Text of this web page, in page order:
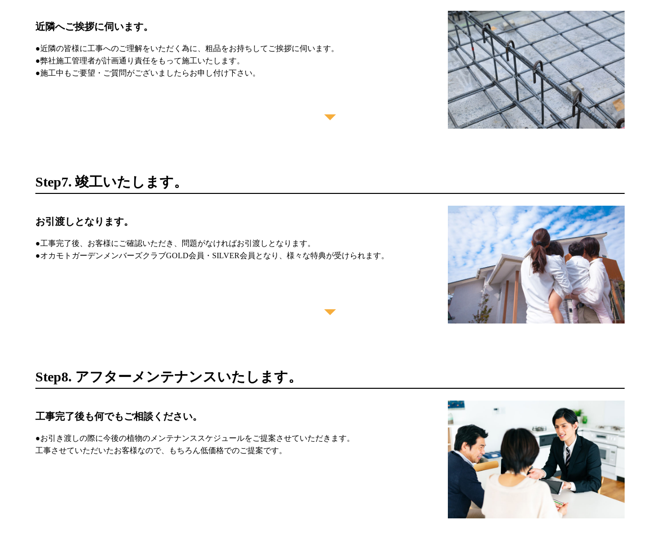
近隣へご挨拶に伺います。
●近隣の皆様に工事へのご理解をいただく為に、粗品をお持ちしてご挨拶に伺います。
●弊社施工管理者が計画通り責任をもって施工いたします。
●施工中もご要望・ご質問がございましたらお申し付け下さい。
Step7. 竣工いたします。
お引渡しとなります。
●工事完了後、お客様にご確認いただき、問題がなければお引渡しとなります。
●オカモトガーデンメンバーズクラブGOLD会員・SILVER会員となり、様々な特典が受けられます。
Step8. アフターメンテナンスいたします。
工事完了後も何でもご相談ください。
●お引き渡しの際に今後の植物のメンテナンススケジュールをご提案させていただきます。
工事させていただいたお客様なので、もちろん低価格でのご提案です。